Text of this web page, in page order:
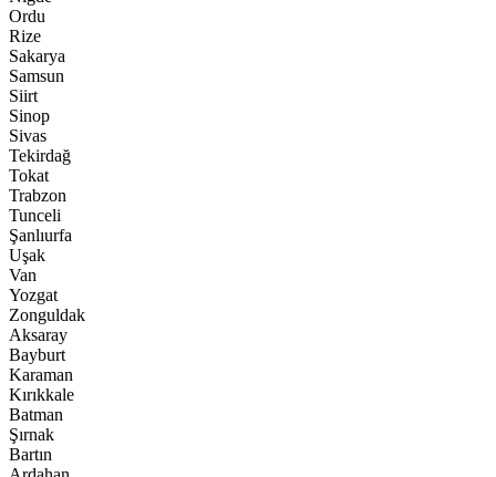
Ordu
Rize
Sakarya
Samsun
Siirt
Sinop
Sivas
Tekirdağ
Tokat
Trabzon
Tunceli
Şanlıurfa
Uşak
Van
Yozgat
Zonguldak
Aksaray
Bayburt
Karaman
Kırıkkale
Batman
Şırnak
Bartın